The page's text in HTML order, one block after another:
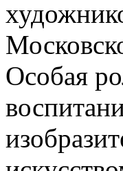
Особая